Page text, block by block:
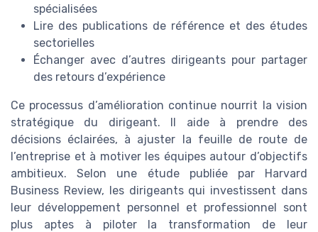
spécialisées
Lire des publications de référence et des études
sectorielles
Échanger avec d’autres dirigeants pour partager
des retours d’expérience
Ce processus d’amélioration continue nourrit la vision
stratégique du dirigeant. Il aide à prendre des
décisions éclairées, à ajuster la feuille de route de
l’entreprise et à motiver les équipes autour d’objectifs
ambitieux. Selon une étude publiée par Harvard
Business Review, les dirigeants qui investissent dans
leur développement personnel et professionnel sont
plus aptes à piloter la transformation de leur